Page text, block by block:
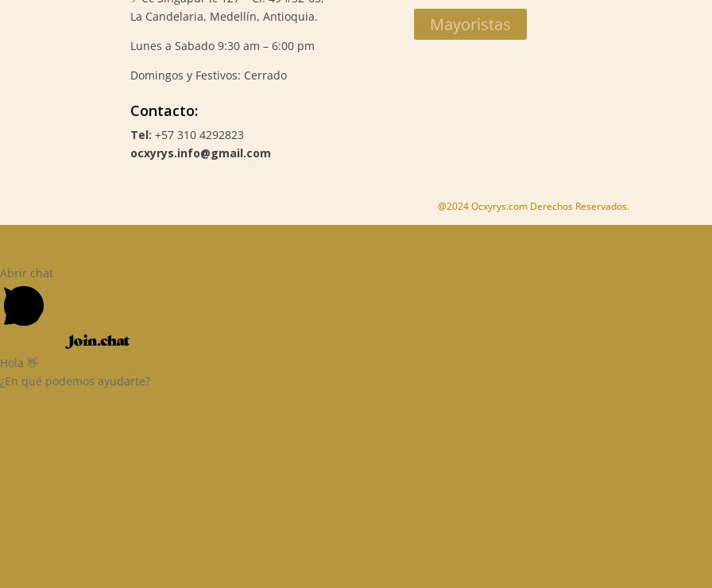
La Candelaria, Medellín, Antioquia.
Lunes a Sabado 9:30 am – 6:00 pm
Domingos y Festivos: Cerrado
Contacto:
Tel: +57 310 4292823
ocxyrys.info@gmail.com
Mayoristas
@2024 Ocxyrys.com Derechos Reservados.
Abrir chat
Hola 👋
¿En qué podemos ayudarte?